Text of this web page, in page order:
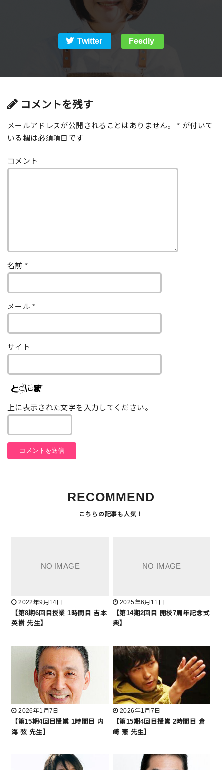
Twitter Feedly
コメントを残す
メールアドレスが公開されることはありません。 * が付いて
いる欄は必須項目です
コメント
名前 *
メール*
サイト
上に表示された文字を入力してください。
RECOMMEND
2022年9月14日
【第8期6回目授業 1時間目 吉本
英樹 先生】
2025年6月11日
【第14期2回目 開校7周年記念式
典】
2026年1月7日
【第15期4回目授業 1時間目 内
海 弦 先生】
2026年1月7日
【第15期4回目授業 2時間目 倉
崎 憲 先生】